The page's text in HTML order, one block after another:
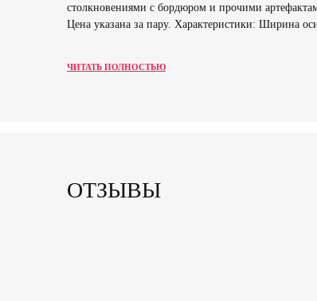
столкновениями с бордюром и прочими
Цена указана за пару. Характеристики: Ширина
ЧИТАТЬ ПОЛНОСТЬЮ
ОТЗЫВЫ